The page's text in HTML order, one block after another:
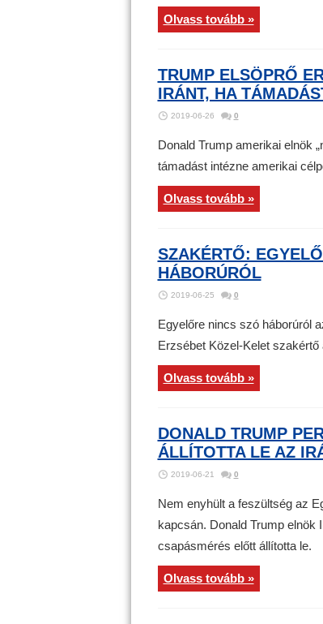
Olvass tovább »
TRUMP ELSÖPRŐ
IRÁNT, HA
2019-06-26 0
Donald Trump amerikai elnök
támadást intézne amerikai
Olvass tovább »
SZAKÉRTŐ:
HÁBORÚRÓL
2019-06-25 0
Egyelőre nincs szó háborúról
Erzsébet Közel-Kelet
Olvass tovább »
DONALD TRUMP
ÁLLÍTOTTA LE AZ
2019-06-21 0
Nem enyhült a feszültség az
kapcsán. Donald Trump elnök
csapásmérés előtt állította le.
Olvass tovább »